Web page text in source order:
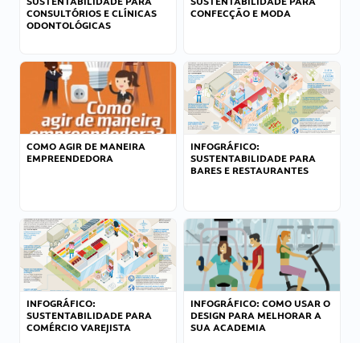
CONSULTÓRIOS E CLÍNICAS
ODONTOLÓGICAS
CONFECÇÃO E MODA
COMO AGIR DE MANEIRA
EMPREENDEDORA
INFOGRÁFICO:
SUSTENTABILIDADE PARA
BARES E RESTAURANTES
INFOGRÁFICO:
SUSTENTABILIDADE PARA
COMÉRCIO VAREJISTA
INFOGRÁFICO: COMO USAR O
DESIGN PARA MELHORAR A
SUA ACADEMIA